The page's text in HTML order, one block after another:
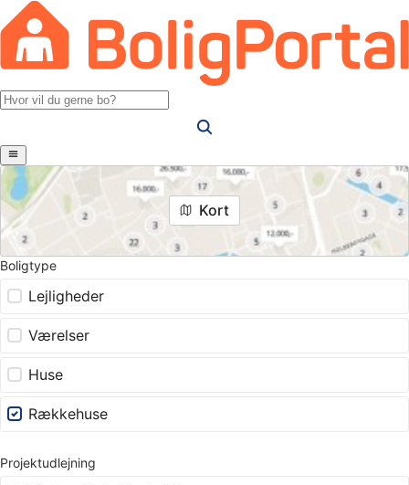
Kort
Boligtype
Lejligheder
Værelser
Huse
Rækkehuse
Projektudlejning